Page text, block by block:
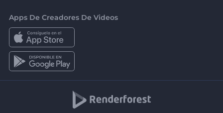
Apps De Creadores De Videos